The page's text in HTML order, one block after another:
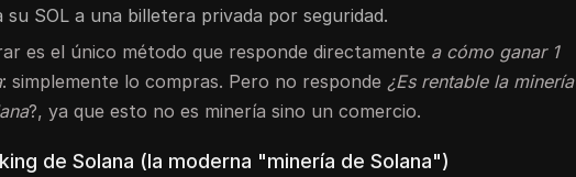
su SOL a una billetera privada por seguridad.
es el único método que responde directamente a cómo ganar 1
: simplemente lo compras. Pero no responde ¿Es rentable la minería
?, ya que esto no es minería sino un comercio.
de Solana (la moderna "minería de Solana")